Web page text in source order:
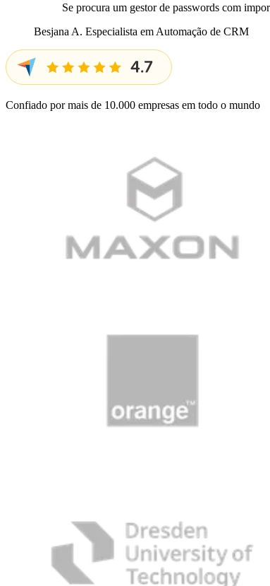
Se procura um gestor de passwords com
Besjana A. Especialista em Automação de CRM
Confiado por mais de 10.000 empresas em todo o mundo